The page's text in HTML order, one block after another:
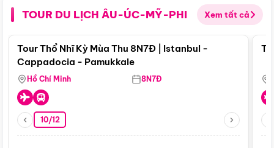
TOUR DU LỊCH ÂU-ÚC-MỸ-PHI Xem tất cả
Điểm nổi bật
Tour Thổ Nhĩ Kỳ Mùa Thu 8N7Đ | Istanbul -
Cappadocia - Pamukkale
Hồ Chí Minh 8N7Đ
10/12